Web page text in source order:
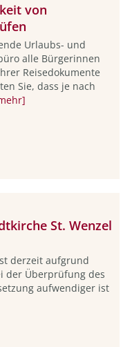
von
Urlaubs- und
alle Bürgerinnen
Reisedokumente
Sie, dass je nach
St. Wenzel
derzeit aufgrund
der Überprüfung des
aufwendiger ist